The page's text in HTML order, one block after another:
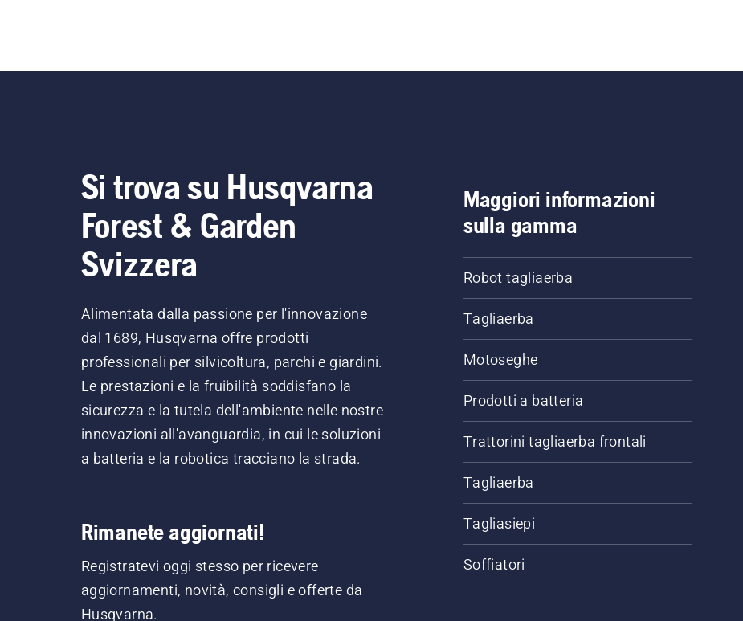
Si trova su Husqvarna
Forest & Garden
Svizzera
Alimentata dalla passione per l'innovazione
dal 1689, Husqvarna offre prodotti
professionali per silvicoltura, parchi e giardini.
Le prestazioni e la fruibilità soddisfano la
sicurezza e la tutela dell'ambiente nelle nostre
innovazioni all'avanguardia, in cui le soluzioni
a batteria e la robotica tracciano la strada.
Rimanete aggiornati!
Registratevi oggi stesso per ricevere
aggiornamenti, novità, consigli e offerte da
Husqvarna.
Maggiori informazioni
sulla gamma
Robot tagliaerba
Tagliaerba
Motoseghe
Prodotti a batteria
Trattorini tagliaerba frontali
Tagliaerba
Tagliasiepi
Soffiatori